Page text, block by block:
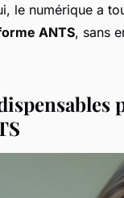
le numérique a
ANTS, sans